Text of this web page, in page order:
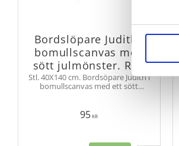
Bordslöpare Judith i
bomullscanvas med
sött julmönster. Röd
Stl. 40X140 cm. Bordsöpare Judith i
bomullscanvas med ett sött
juldukningar.
95KR